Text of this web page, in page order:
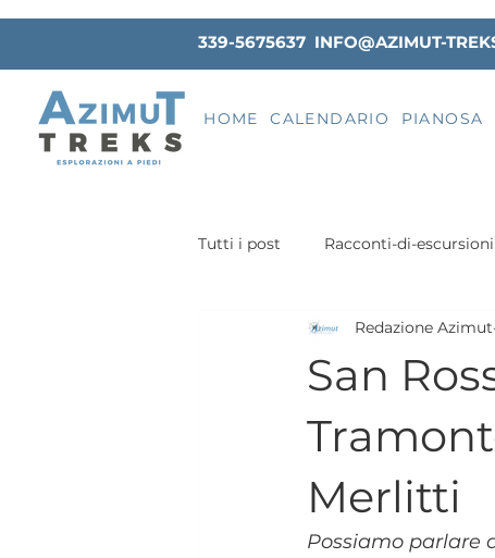
339-5675637 INFO@AZIMUT-
HOME CALENDARIO PIANOSA
Tutti i post Racconti-di-escursioni
Monti Pisani
Consigli per il Trekking
San
Merlitti
Redazione
Possiamo parlare